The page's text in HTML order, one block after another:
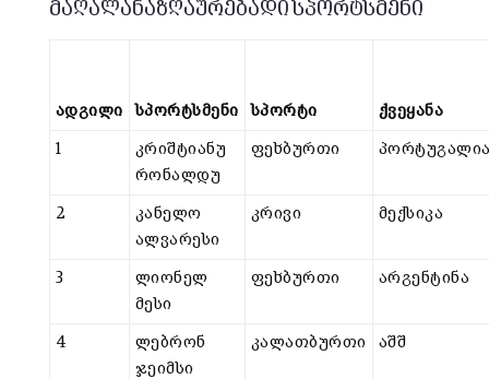
მაღალანაზღაურებადი სპორტსმენი
ადგილი სპორტსმენი სპორტი ქვეყანა
1
კრიშტიანუ
რონალდუ
ფეხბურთი
2
კანელო
ალვარესი
კრივი მექსიკა
3
ლიონელ
მესი
ფეხბურთი არგენტინა
4
ლებრონ
ჯეიმსი
კალათბურთი აშშ